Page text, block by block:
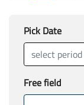
Pick Date
Free field